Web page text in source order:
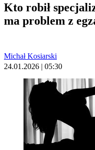
Kto robił
ma problem z
Michał Kosiarski
24.01.2026 | 05:30